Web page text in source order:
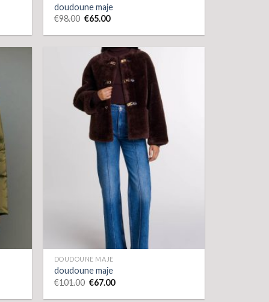
doudoune maje
€98.00 €65.00
DOUDOUNE MAJE
doudoune maje
€101.00 €67.00